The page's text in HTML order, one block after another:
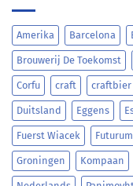
Amerika Barcelona
Brouwerij De Toekomst
Corfu craft craftbier
Duitsland Eggens
Fuerst Wiacek Futurum
Groningen Kompaan